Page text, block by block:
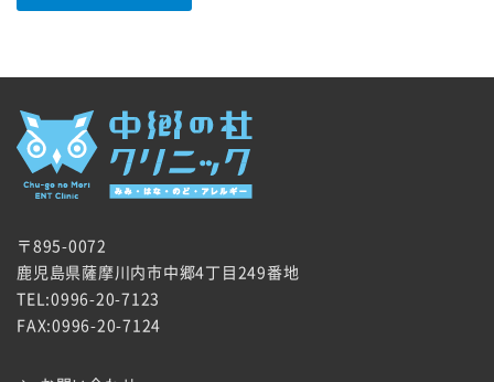
〒895-0072
鹿児島県薩摩川内市中郷4丁目249番地
TEL:0996-20-7123
FAX:0996-20-7124